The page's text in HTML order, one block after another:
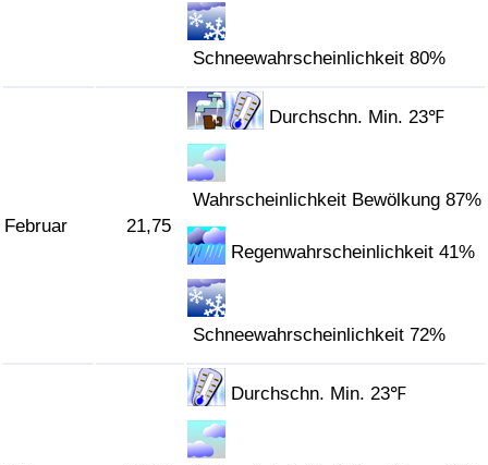
Schneewahrscheinlichkeit 80%
Februar 21,75
Durchschn. Min. 23℉
Wahrscheinlichkeit Bewölkung 87%
Regenwahrscheinlichkeit 41%
Schneewahrscheinlichkeit 72%
Durchschn. Min. 23℉
Verschmutzungsindex
Umweltverschmutzungs-Index nach Land
Verkehrs-Index (aktuell)
Verkehrs-Index nach Land